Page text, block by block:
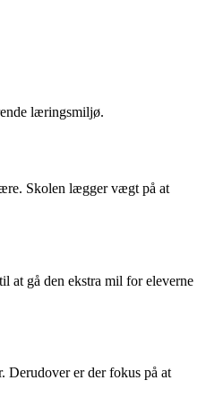
læringsmiljø.
Skolen lægger vægt på at
at gå den ekstra mil for eleverne
Derudover er der fokus på at